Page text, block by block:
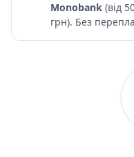
Monobank (від
грн). Без